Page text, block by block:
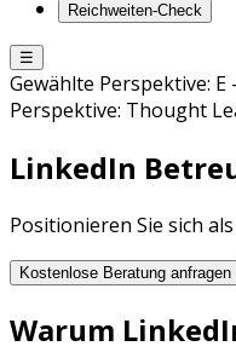
Reichweiten-Check
☰
Gewählte Perspektive: E -
Perspektive: Thought
LinkedIn
Positionieren Sie sich
Kostenlose Beratung anfragen
Warum